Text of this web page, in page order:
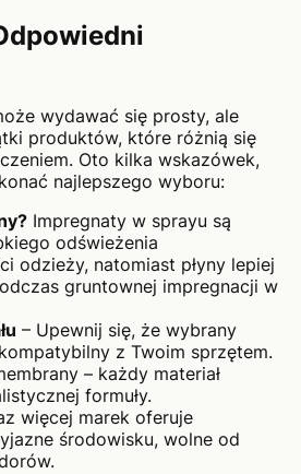
wydawać się prosty, ale
produktów, które różnią się
Oto kilka wskazówek,
najlepszego wyboru:
Impregnaty w sprayu są
odświeżenia
odzieży, natomiast płyny lepiej
gruntownej impregnacji w
– Upewnij się, że wybrany
z Twoim sprzętem.
– każdy materiał
formuły.
więcej marek oferuje
środowisku, wolne od